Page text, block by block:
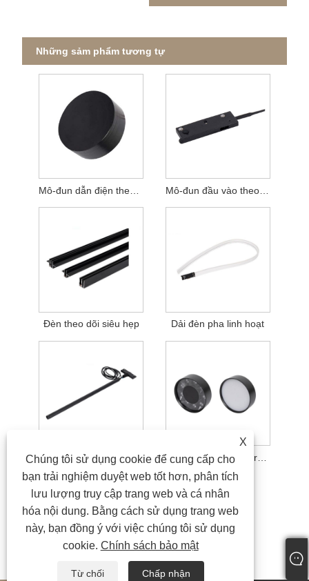
Những sảm phẩm tương tự
Mô-đun dẫn điện theo dõi siêu hẹp Mô-đun đầu vào theo dõi siêu hẹp
Đèn theo dõi siêu hẹp Dải đèn pha linh hoạt
Đèn dây treo siêu hẹp Đèn Downlight gắn trên bề mặt
X
Chúng tôi sử dụng cookie để cung cấp cho
bạn trải nghiệm duyệt web tốt hơn, phân tích
lưu lượng truy cập trang web và cá nhân
hóa nội dung. Bằng cách sử dụng trang web
này, bạn đồng ý với việc chúng tôi sử dụng
cookie. Chính sách bảo mật
Từ chối Chấp nhận